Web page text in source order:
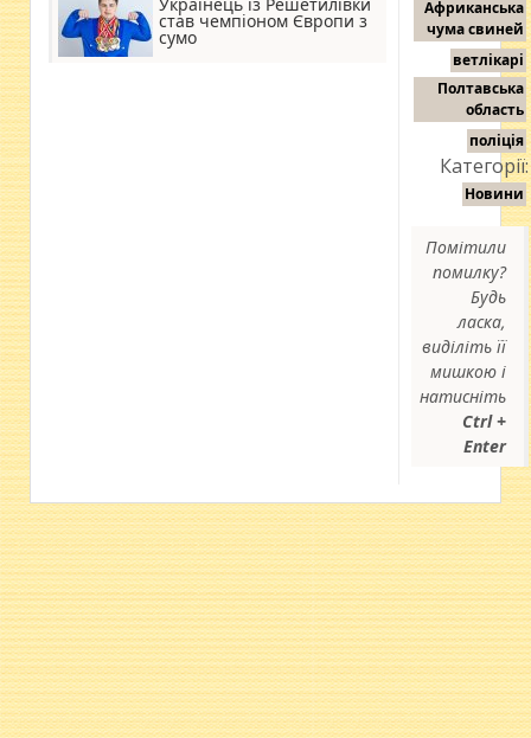
став чемпіоном Європи з
сумо
Африканська
чума свиней
ветлікарі
Полтавська
область
поліція
Категорії:
Новини
Помітили
помилку?
Будь
ласка,
виділіть її
мишкою і
натисніть
Ctrl +
Enter